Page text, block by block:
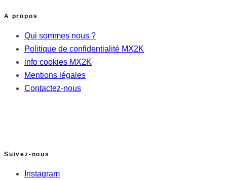
A propos
Qui sommes nous ?
Politique de confidentialité MX2K
info cookies MX2K
Mentions légales
Contactez-nous
Suivez-nous
Instagram